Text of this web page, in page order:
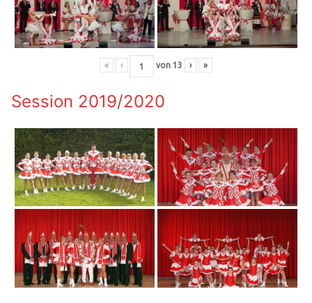
« ‹ von 13 › »
Session 2019/2020